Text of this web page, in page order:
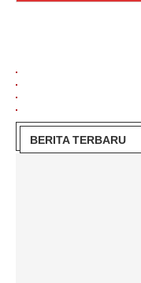
BERITA TERBARU